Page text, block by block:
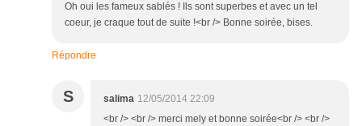
Oh oui les fameux sablés ! Ils sont superbes et avec un tel
coeur, je craque tout de suite !<br /> Bonne soirée, bises.
Répondre
S salima 12/05/2014 22:09
<br /> <br /> merci mely et bonne soirée<br /> <br />